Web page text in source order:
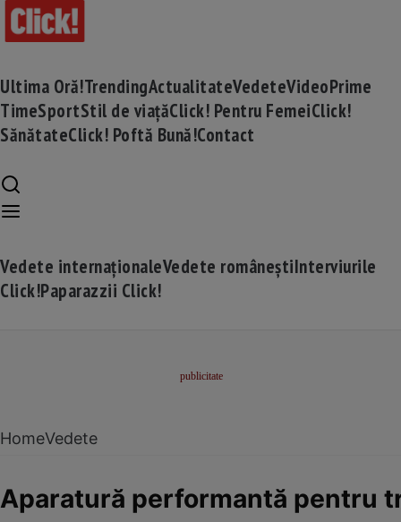
Ultima Oră!TrendingActualitateVedeteVideoPrime
TimeSportStil de viațăClick! Pentru FemeiClick!
SănătateClick! Poftă Bună!Contact
Vedete internaționaleVedete româneștiInterviurile
Click!Paparazzii Click!
HomeVedete
Aparatură performantă pentru